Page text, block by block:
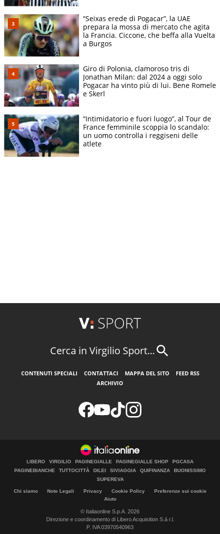
“Seixas erede di Pogacar”, la UAE
prepara la mossa di mercato che agita
la Francia. Ciccone, che beffa alla Vuelta
a Burgos
Giro di Polonia, clamoroso tris di
Jonathan Milan: dal 2024 a oggi solo
Pogacar ha vinto più di lui. Bene Romele
e Skerl
“Intimidatorio e fuori luogo”, al Tour de
France femminile scoppia lo scandalo:
un uomo controlla i reggiseni delle
atlete
Cerca in Virgilio Sport...
CONTENUTI SPECIALI CONTATTACI MAPPA DEL SITO
FEED RSS
ARCHIVIO
LIBERO VIRGILIO PAGINEGIALLE PAGINEGIALLE SHOP
PGCASA
PAGINEBIANCHE
TUTTOCITTÀ DILEI SIVIAGGIA QUIFINANZA
BUONISSIMO
SUPEREVA
Chi siamo Note Legali Privacy Cookie Policy
Preferenze sui cookie
Aiuto
© Italiaonline S.p.A. 2026
Direzione e coordinamento di Libero Acquisition S.á r.l.
P. IVA 03970540963